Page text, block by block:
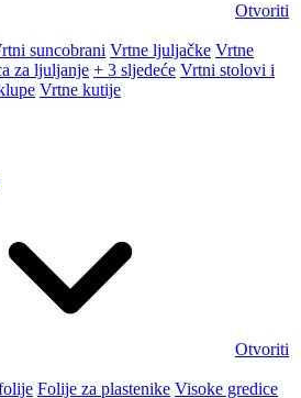
Otvoriti
suncobrani Vrtne ljuljačke Vrtne
za ljuljanje + 3 sljedeće Vrtni stolovi i
Vrtne kutije
Otvoriti
Folije za plastenike Visoke gredice